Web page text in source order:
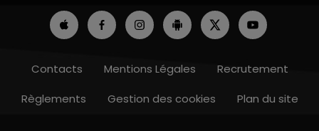
Contacts Mentions Légales
Recrutement
Règlements
Gestion des cookies Plan du site